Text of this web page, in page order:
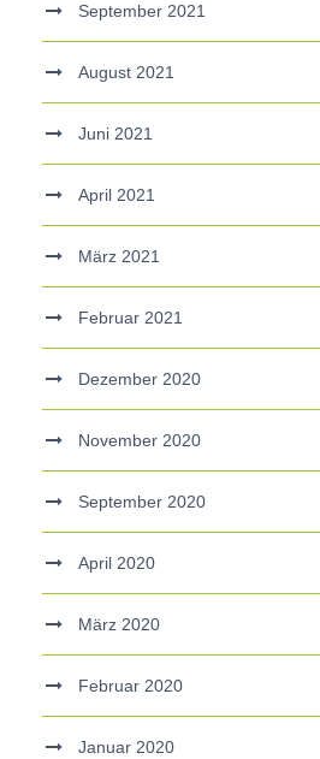
September 2021
August 2021
Juni 2021
April 2021
März 2021
Februar 2021
Dezember 2020
November 2020
September 2020
April 2020
März 2020
Februar 2020
Januar 2020